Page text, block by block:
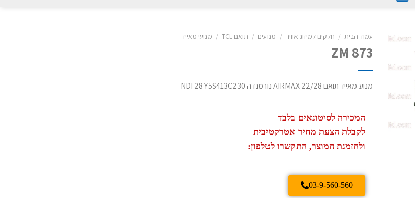
עמוד הבית / חלקים למיזוג אוויר / מנועים / תואם TCL / מנועי מאייד
ZM 873
מנוע מאייד תואם AIRMAX 22/28 נורמנדה NDI 28 Y5S413C230
המכירה לסיטונאים בלבד
לקבלת הצעת מחיר אטרקטיבית
ולהזמנת המוצר, התקשרו לטלפון:
03-9-560-560